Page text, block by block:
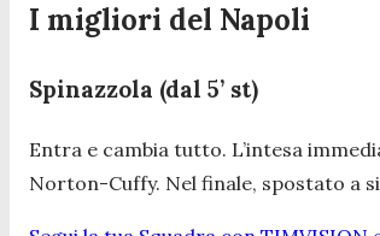
I migliori del Napoli
Spinazzola (dal 5’ st)
Entra e cambia tutto. L’intesa
Norton-Cuffy. Nel finale, spostato a